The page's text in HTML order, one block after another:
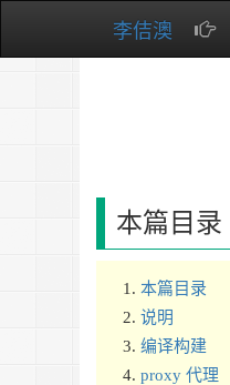
李佶澳
本篇目录
本篇目录
说明
编译构建
proxy 代理